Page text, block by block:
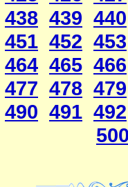
438 439 440
451 452 453
464 465 466
477 478 479
490 491 492